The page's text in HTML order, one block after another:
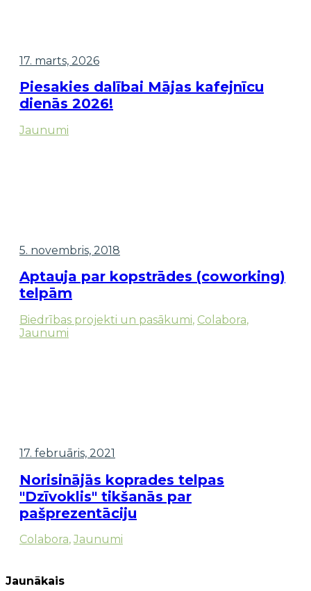
17. marts, 2026
Piesakies dalībai Mājas kafejnīcu
dienās 2026!
Jaunumi
5. novembris, 2018
Aptauja par kopstrādes (coworking)
telpām
Biedrības projekti un pasākumi, Colabora,
Jaunumi
17. februāris, 2021
Norisinājās koprades telpas
"Dzīvoklis" tikšanās par
pašprezentāciju
Colabora, Jaunumi
Jaunākais